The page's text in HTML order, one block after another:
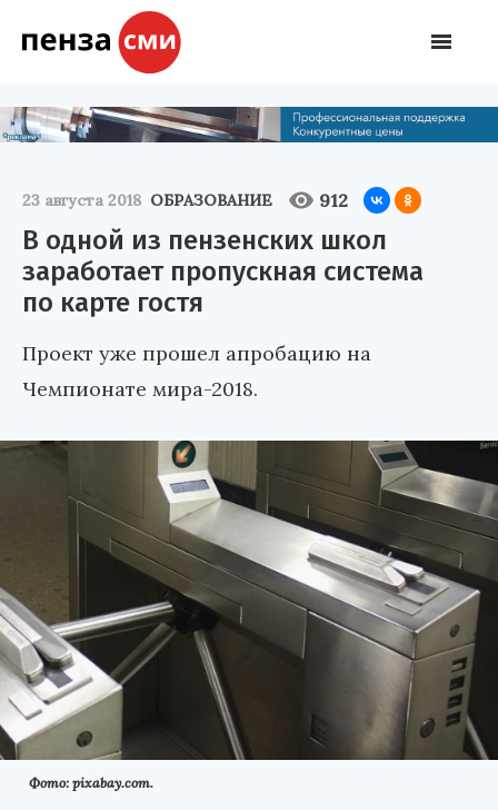
23 августа 2018 ОБРАЗОВАНИЕ 912
В одной из пензенских школ
заработает пропускная система
по карте гостя
Проект уже прошел апробацию на
Чемпионате мира-2018.
Фото: pixabay.com.